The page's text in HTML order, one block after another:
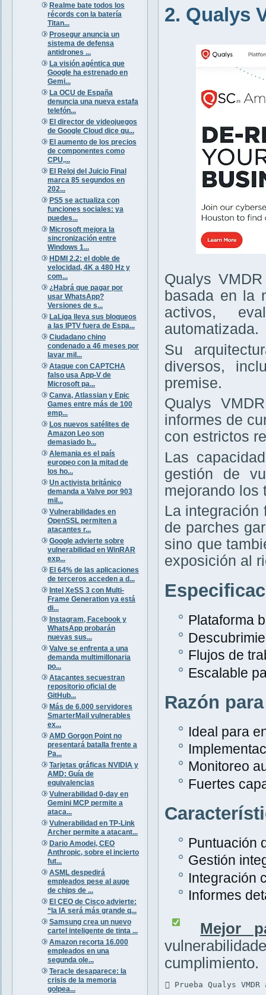
Realme bate todos los
récords con la batería
Titan...
Prosegur anuncia un
sistema de defensa
antidrones ...
La visión agéntica que
Google ha estrenado en
Gemi...
La OCU de España
denuncia una nueva estafa
telefón...
El director de videojuegos
de Google Cloud dice qu...
El aumento de los precios
de componentes como
CPU,...
El Reloj del Juicio Final
marca 85 segundos en
202...
PS5 se actualiza con
funciones sociales: ya
puedes...
Microsoft mejora la
sincronización entre
Windows 1...
HDMI 2.2: el doble de
velocidad, 4K a 480 Hz y
com...
¿Habrá que pagar por
usar WhatsApp?
Versiones de s...
LaLiga lleva sus bloqueos
a las IPTV fuera de Espa...
Ciudadano chino
condenado a 46 meses por
lavar mil...
Ataque con CAPTCHA
falso usa App-V de
Microsoft pa...
Canva, Atlassian y Epic
Games entre más de 100
emp...
Los nuevos satélites de
Amazon Leo son
demasiado b...
Alemania es el país
europeo con la mitad de
los ho...
Un activista británico
demanda a Valve por 903
mil...
Vulnerabilidades en
OpenSSL permiten a
atacantes r...
Google advierte sobre
vulnerabilidad en WinRAR
exp...
El 64% de las aplicaciones
de terceros acceden a d...
Intel XeSS 3 con Multi-
Frame Generation ya está
di...
Instagram, Facebook y
WhatsApp probarán
nuevas sus...
Valve se enfrenta a una
demanda multimillonaria
po...
Atacantes secuestran
repositorio oficial de
GitHub...
Más de 6.000 servidores
SmarterMail vulnerables
ex...
AMD Gorgon Point no
presentará batalla frente a
Pa...
Tarjetas gráficas NVIDIA y
AMD: Guía de
equivalencias
Vulnerabilidad 0-day en
Gemini MCP permite a
ataca...
Vulnerabilidad en TP-Link
Archer permite a atacant...
Dario Amodei, CEO
Anthropic, sobre el incierto
fut...
ASML despedirá
empleados pese al auge
de chips de ...
El CEO de Cisco advierte:
“la IA será más grande q...
Samsung crea un nuevo
cartel inteligente de tinta ...
Amazon recorta 16.000
empleados en una
segunda ole...
Teracle desaparece: la
crisis de la memoria
golpea...
2. Qualys
Qualys
basada en la
activos,
automatizada.
Su
diversos,
premise.
Qualys
informes de
con estrictos
Las
gestión de
mejorando los
La integración
de parches
sino que
exposición al
Plataforma
Flujos de
Escalable
Razón
Ideal para
Monitoreo
Fuertes
Puntuación
Gestión
Integración
Informes
Mejor
cumplimiento.
 Prueba Qualys